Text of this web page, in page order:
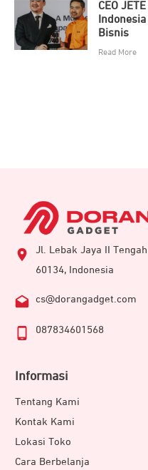
CEO
Bisnis
Read More
Jl. Lebak Jaya II
60134, Indonesia
cs@dorangadget.com
087834601568
Informasi
Tentang Kami
Kontak Kami
Lokasi Toko
Cara Berbelanja